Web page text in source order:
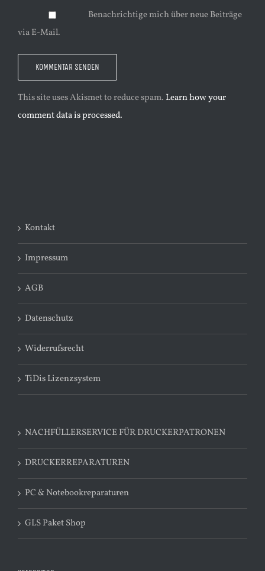
Benachrichtige mich über neue Beiträge
via E-Mail.
This site uses Akismet to reduce spam. Learn how your
comment data is processed.
Kontakt
Impressum
AGB
Datenschutz
Widerrufsrecht
TiDis Lizenzsystem
NACHFÜLLERSERVICE FÜR DRUCKERPATRONEN
DRUCKERREPARATUREN
PC & Notebookreparaturen
GLS Paket Shop